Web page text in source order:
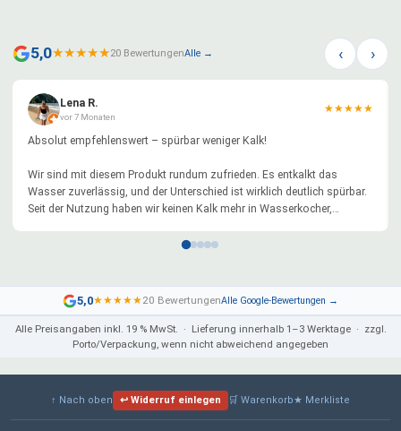
5,0★★★★★20 BewertungenAlle → ‹ ›
Lena R.
vor 7 Monaten
★★★★★
Absolut empfehlenswert – spürbar weniger Kalk!
Wir sind mit diesem Produkt rundum zufrieden. Es entkalkt das
Wasser zuverlässig, und der Unterschied ist wirklich deutlich spürbar.
Seit der Nutzung haben wir keinen Kalk mehr in Wasserkocher,
normalem Salz. Kein Aufwand, keine Chemie, alles schnell erledigt.
Genau so stellt man sich eine alltagstaugliche Lösung vor.
Die Verarbeitung wirkt hochwertig. Für uns eine große Erleichterung im
Klare Kaufempfehlung für alle, die Kalkprobleme haben und eine
einfache, effektive und nachhaltige Lösung suchen!
5,0★★★★★20 BewertungenAlle Google-Bewertungen →
Alle Preisangaben inkl. 19 % MwSt. · Lieferung innerhalb 1–3 Werktage · zzgl.
Porto/Verpackung, wenn nicht abweichend angegeben
↑ Nach oben ↩ Widerruf einlegen 🛒 Warenkorb★ Merkliste